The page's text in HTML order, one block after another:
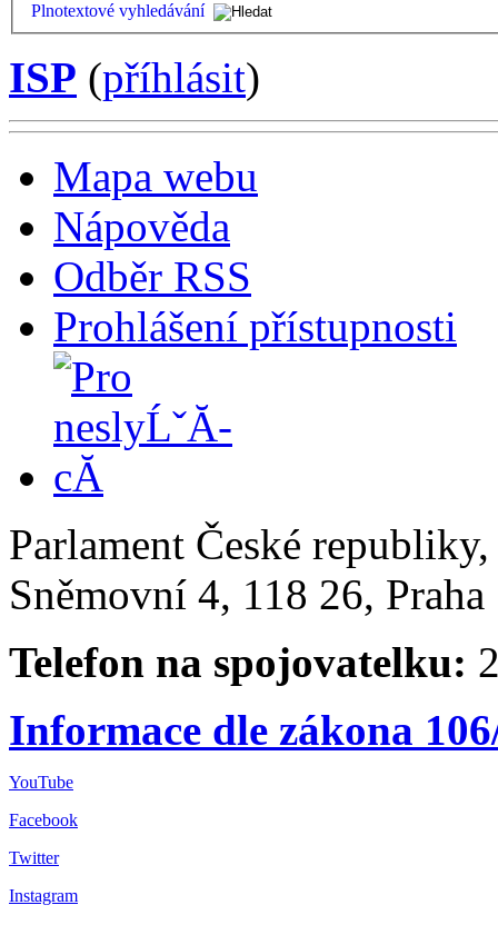
Plnotextové vyhledávání
ISP (příhlásit)
Mapa webu
Nápověda
Odběr RSS
Prohlášení přístupnosti
Parlament České
Sněmovní 4, 118 26,
Telefon na spojovatelku:
Informace dle zákona
YouTube
Facebook
Twitter
Instagram